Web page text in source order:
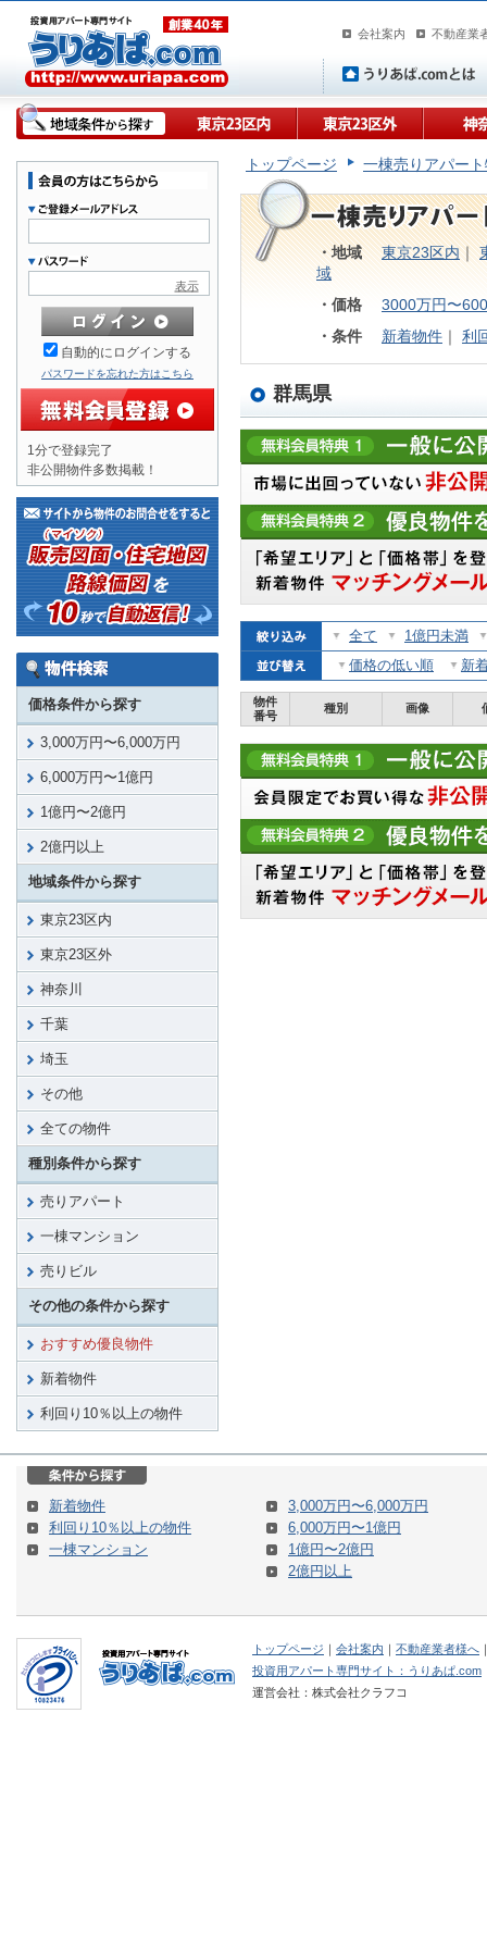
会社案内 不動産業
表示
自動的にログインする
パスワードを忘れた方はこちら
1分で登録完了
非公開物件多数掲載！
価格条件から探す
3,000万円〜6,000万円
6,000万円〜1億円
1億円〜2億円
2億円以上
地域条件から探す
東京23区内
東京23区外
神奈川
千葉
埼玉
その他
全ての物件
種別条件から探す
売りアパート
一棟マンション
売りビル
その他の条件から探す
おすすめ優良物件
新着物件
利回り10％以上の物件
トップページ 一棟売りアパー
・地域 東京23区内｜
域
・価格
3000万円〜
・条件
新着物件 ｜ 利
群馬県
全て
1億円未満
価格の低い順
新
物件
番号
種別 画像
新着物件
利回り10％以上の物件
一棟マンション
3,000万円〜6,000万円
6,000万円〜1億円
1億円〜2億円
2億円以上
トップページ ｜ 会社案内 ｜ 不動産業者様へ
投資用アパート専門サイト：うりあぱ.com
運営会社：株式会社クラフコ